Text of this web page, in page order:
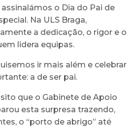
o Dia do Pai de
Na ULS Braga,
a dedicação, o rigor e o
lidera equipas.
ir mais além e celebrar
a de ser pai.
que o Gabinete de Apoio
esta surpresa trazendo,
o “porto de abrigo” até